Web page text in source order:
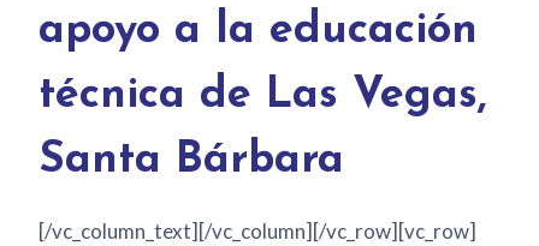
apoyo a la educación
técnica de Las Vegas,
Santa Bárbara
[/vc_column_text][/vc_column][/vc_row][vc_row]